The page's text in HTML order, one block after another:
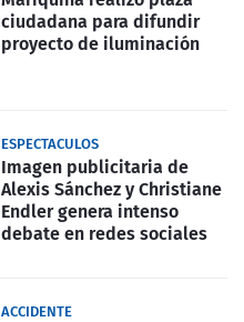
ciudadana para difundir
proyecto de iluminación
ESPECTACULOS
Imagen publicitaria de
Alexis Sánchez y Christiane
Endler genera intenso
debate en redes sociales
ACCIDENTE